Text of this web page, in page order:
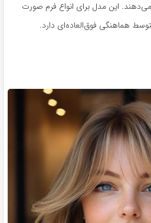
این مدل برای انواع فرم صورت
هماهنگی فوق‌العاده‌ای دارد.